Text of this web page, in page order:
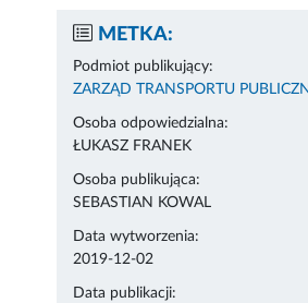
METKA:
Podmiot publikujący:
ZARZĄD TRANSPORTU
Osoba odpowiedzialna:
ŁUKASZ FRANEK
Osoba publikująca:
SEBASTIAN KOWAL
Data wytworzenia:
2019-12-02
Data publikacji: